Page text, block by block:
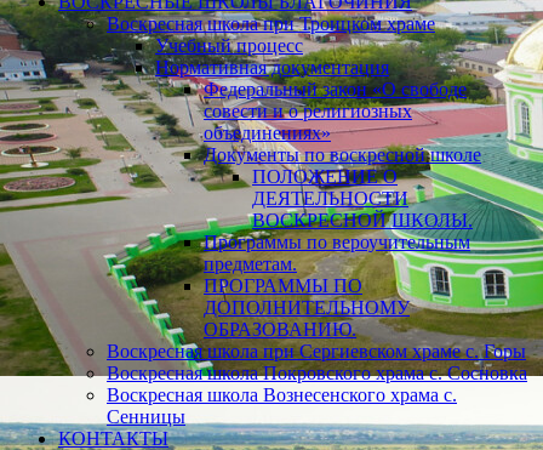
Воскресная школа при Троицком храме
Учебный процесс
Нормативная документация
Федеральный закон «О свободе
совести и о религиозных
объединениях»
Документы по воскресной школе
ПОЛОЖЕНИЕ О
ДЕЯТЕЛЬНОСТИ
ВОСКРЕСНОЙ ШКОЛЫ.
Программы по вероучительным
предметам.
ПРОГРАММЫ ПО
ДОПОЛНИТЕЛЬНОМУ
ОБРАЗОВАНИЮ.
Воскресная школа при Сергиевском храме с. Горы
Воскресная школа Покровского храма с. Сосновка
Воскресная школа Вознесенского храма с.
Сенницы
КОНТАКТЫ